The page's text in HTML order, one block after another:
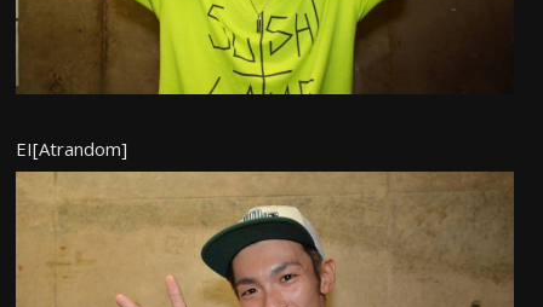
EI[Atrandom]